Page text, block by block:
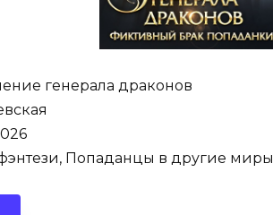
генерала драконов
Попаданцы в другие миры